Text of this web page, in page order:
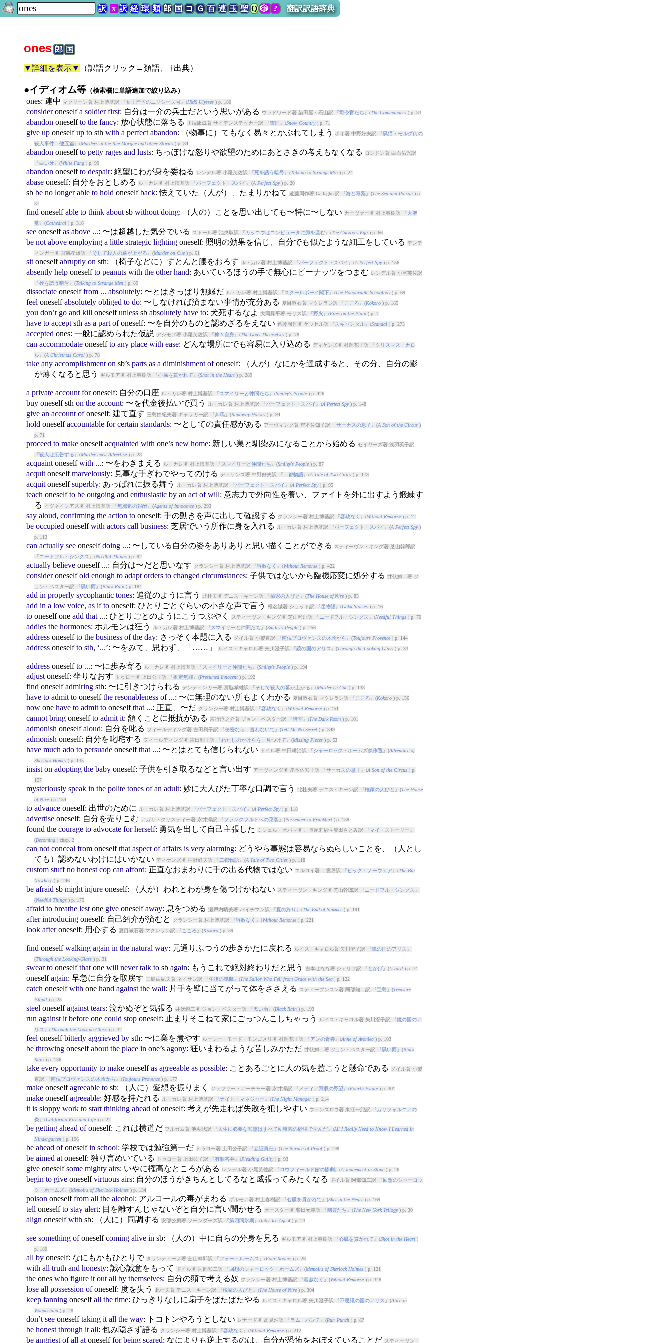
訳 x 訳 経 環 類 郎 国 コ Ｇ 百 連 玉 聖 Q 🎲? 翻訳訳語辞典
ones郎 国
▼詳細を表示▼ （訳語クリック→類語、 †出典）
●イディオム等 （検索欄に単語追加で絞り込み）
ones: 連中 マクリーン著 村上博基訳 『女王陛下のユリシーズ号』(HMS Ulysses) p. 180
consider oneselfa soldier first: 自分は一介の兵士だという思いがある ウッドワード著 染田屋・石山訳 『司令官たち 』(The Commanders) p. 33
abandon oneselfto the fancy: 放心状態に落ちる 川端康成著 サイデンステッカー訳 『雪国 』(Snow Country) p. 71
give up oneselfup tosth with a perfect abandon: （物事に）てもなく易々とかぶれてしまう ポオ著 中野好夫訳 『黒猫・モルグ街の
殺人事件 他五篇 』(Murders in the Rue Morgue and other Stories) p. 84
abandon oneselfto petty rages and lusts: ちっぽけな怒りや欲望のためにあとさきの考えもなくなる
ロンドン著 白石佑光訳
『白い牙』(White Fang) p. 99
abandon oneselfto despair: 絶望にわが身を委ねる レンデル著 小尾芙佐訳 『死を誘う暗号』(Talking to Strange Men) p. 24
abase oneself: 自分をおとしめる ル・カレ著 村上博基訳 『パーフェクト・スパイ 』(A Perfect Spy) p. 20
sb be no longer able to hold oneselfback: 怯えていた（人が）、たまりかねて 遠藤周作著 Gallagher訳 『海と毒薬』(The Sea and Poison) p.
37
find oneselfable to think aboutsb without doing: （人の）ことを思い出しても〜特に〜しない カーヴァー著 村上春樹訳 『大聖
堂』(Cathedral) p. 316
see oneselfas above...: 〜は超越した気分でいる ストール著 池央耿訳 『カッコウはコンピュータに卵を産む』(The Cuckoo's Egg) p. 66
be not above employing a little strategic lighting oneself: 照明の効果を信じ、自分でも似たような細工をしている
デンテ
ィンガー著 宮脇孝雄訳 『そして殺人の幕が上がる 』(Murder on Cue) p. 61
sit oneselfabruptly on sth: （椅子などに）すとんと腰をおろす ル・カレ著 村上博基訳 『パーフェクト・スパイ 』(A Perfect Spy) p. 156
absently help oneselfto peanuts with the other hand: あいているほうの手で無心にピーナッツをつまむ レンデル著 小尾芙佐訳
『死を誘う暗号』(Talking to Strange Men) p. 89
dissociate oneselffrom... absolutely: 〜とはきっぱり無縁だ ル・カレ著 村上博基訳 『スクールボーイ閣下』(The Honourable Schoolboy) p. 69
feel oneselfabsolutely obliged to do: 〜しなければ済まない事情が充分ある 夏目漱石著 マクレラン訳 『 こころ 』(Kokoro) p. 185
you don’t go and kill oneselfunlesssb absolutely have to: 犬死するなよ 大岡昇平著 モリス訳 『野火 』(Fires on the Plain) p. 7
have to acceptsth as a part of oneself: 〜を自分のものと認めざるをえない 遠藤周作著 ゲッセル訳 『スキャンダル』(Scandal) p. 273
accepted ones: 一般に認められた仮説 アシモフ著 小尾芙佐訳 『神々自身』(The Gods Themselves) p. 78
can accommodate oneselfto any place with ease: どんな場所にでも容易に入り込める ディケンズ著 村岡花子訳 『クリスマス・カロ
ル』(A Christmas Carol) p. 78
take any accomplishment on sb’s parts as a diminishment of oneself: （人が）なにかを達成すると、その分、自分の影
が薄くなると思う
ギルモア著 村上春樹訳 『心臓を貫かれて 』(Shot in the Heart) p. 289
a private account for oneself: 自分の口座 ル・カレ著 村上博基訳 『スマイリーと仲間たち 』(Smiley's People) p. 426
buy oneself sth on the account: 〜を代金後払いで買う ル・カレ著 村上博基訳 『パーフェクト・スパイ 』(A Perfect Spy) p. 148
give an account of oneself: 建て直す 三島由紀夫著 ギャラガー訳 『奔馬』(Runaway Horses) p. 94
hold oneselfaccountable for certain standards: 〜としての責任感がある アーヴィング著 岸本佐知子訳 『サーカスの息子』(A Son of the Circus)
p. 71
proceed to make oneselfacquainted with one’s new home: 新しい巣と馴染みになることから始める
セイヤーズ著 浅羽莢子訳
『殺人は広告する 』(Murder must Advertise) p. 28
acquaint oneselfwith ...: 〜をわきまえる ル・カレ著 村上博基訳 『スマイリーと仲間たち 』(Smiley's People) p. 87
acquit oneselfmarvelously: 見事な手ぎわでやってのける ディケンズ著 中野好夫訳 『二都物語』(A Tale of Two Cities) p. 178
acquit oneselfsuperbly: あっぱれに振る舞う ル・カレ著 村上博基訳 『パーフェクト・スパイ 』(A Perfect Spy) p. 95
teach oneselfto be outgoing and enthusiastic by an act of will: 意志力で外向性を養い、ファイトを外に出すよう鍛練す
る
イグネイシアス著 村上博基訳 『無邪気の報酬 』(Agents of Innocence) p. 293
say aloud, confirming the action to oneself: 手の動きを声に出して確認する クランシー著 村上博基訳 『容赦なく 』(Without Remorse) p. 12
be occupied oneselfwith actors call business: 芝居でいう所作に身を入れる ル・カレ著 村上博基訳 『パーフェクト・スパイ 』(A Perfect Spy)
p. 113
can actually see oneselfdoing...: 〜している自分の姿をありありと思い描くことができる
スティーヴン・キング著 芝山幹郎訳
『 ニードフル・シングス 』(Needful Things) p. 92
actually believe oneself ...: 自分は〜だと思いなす クランシー著 村上博基訳 『容赦なく 』(Without Remorse) p. 422
consider oneselfold enough to adapt orders to changed circumstances: 子供ではないから臨機応変に処分する 井伏鱒二著 ジ
ョン・ベスター訳 『黒い雨』(Black Rain) p. 184
add in properly sycophantic tones: 追従のように言う 北杜夫著 デニス・キーン訳 『楡家の人びと 』(The House of Nire) p. 85
add in a low voice, as if to oneself: ひとりごとぐらいの小さな声で言う 椎名誠著 ショット訳 『岳物語』(Gaku Stories) p. 16
to oneself one add that...: ひとりごとのようにこうつぶやく スティーヴン・キング著 芝山幹郎訳 『 ニードフル・シングス 』(Needful Things) p. 70
addles the hormones: ホルモンは狂う ル・カレ著 村上博基訳 『スマイリーと仲間たち 』(Smiley's People) p. 256
address oneselfto the business of the day: さっそく本題に入る メイル著 小梨直訳 『南仏プロヴァンスの木陰から 』(Toujours Provence) p. 144
address oneselfto sth, ‘...’: 〜をみて、思わず、「……」 ルイス・キャロル著 矢川澄子訳 『鏡の国のアリス 』(Through the Looking-Glass) p. 33
address oneselfto...: 〜に歩み寄る ル・カレ著 村上博基訳 『スマイリーと仲間たち 』(Smiley's People) p. 194
adjust oneself: 坐りなおす トゥロー著 上田公子訳 『推定無罪』(Presumed Innocent) p. 192
find oneselfadmiringsth: 〜に引きつけられる デンティンガー著 宮脇孝雄訳 『そして殺人の幕が上がる 』(Murder on Cue) p. 133
have to admit to oneselfthe resonableness of...: 〜に無理のない所もよくわかる 夏目漱石著 マクレラン訳 『 こころ 』(Kokoro) p. 156
nowone have to admit to oneselfthat...: 正直、〜だ クランシー著 村上博基訳 『容赦なく 』(Without Remorse) p. 151
cannot bring oneselfto admit it: 頷くことに抵抗がある 吉行淳之介著 ジョン・ベスター訳 『暗室』(The Dark Room) p. 101
admonish oneselfaloud: 自分を叱る フィールディング著 吉田利子訳 『秘密なら、言わないで』(Tell Me No Secret) p. 349
admonish oneself: 自分を叱咤する フィールディング著 吉田利子訳 『わたしのかけらを、見つけて 』(Missing Pieces) p. 53
have much ado to persuade oneselfthat...: 〜とはとても信じられない ドイル著 中田耕治訳 『シャーロック・ホームズ傑作選 』(Adventure of
Sherlock Homes) p. 135
insist on adopting the baby oneself: 子供を引き取るなどと言い出す アーヴィング著 岸本佐知子訳 『サーカスの息子』(A Son of the Circus) p.
157
mysteriously speak in the polite tones of an adult: 妙に大人びた丁寧な口調で言う 北杜夫著 デニス・キーン訳 『楡家の人びと 』(The House
of Nire) p. 154
to advance oneself: 出世のために ル・カレ著 村上博基訳 『パーフェクト・スパイ 』(A Perfect Spy) p. 118
advertise oneself: 自分を売りこむ アガサ・クリスティー著 永井淳訳 『フランクフルトへの乗客 』(Passenger to Frankfurt) p. 158
found the courage to advocate for herself: 勇気を出して自己主張した ミシェル・オバマ著 、長尾莉紗＋柴田さとみ訳 『マイ・ストーリー 』
(Becoming) chap. 2
can not conceal from oneselfthat aspect of affairs is very alarming: どうやら事態は容易ならぬらしいことを、（人とし
ても）認めないわけにはいかない ディケンズ著 中野好夫訳 『二都物語』(A Tale of Two Cities) p. 118
custom stuff no honest cop can afford: 正直なおまわりに手の出る代物ではない エルロイ著 二宮磬訳 『 ビッグ・ノーウェア 』(The Big
Nowhere) p. 246
be afraid sb might injure oneself: （人が）われとわが身を傷つけかねない スティーヴン・キング著 芝山幹郎訳 『 ニードフル・シングス 』
(Needful Things) p. 175
afraid to breathe lestone give oneselfaway: 息をつめる 瀬戸内晴美著 バイチマン訳 『夏の終り 』(The End of Summer) p. 191
after introducing oneself: 自己紹介が済むと クランシー著 村上博基訳 『容赦なく 』(Without Remorse) p. 221
look after oneself: 用心する 夏目漱石著 マクレラン訳 『 こころ 』(Kokoro) p. 59
find oneselfwalking again in the natural way: 元通りふつうの歩きかたに戻れる ルイス・キャロル著 矢川澄子訳 『鏡の国のアリス 』
(Through the Looking-Glass) p. 31
swear to oneselfthatone will never talk tosb again: もうこれで絶対終わりだと思う 吉本ばなな著 シェリフ訳 『 とかげ』(Lizard) p. 74
oneselfagain: 早急に自分を取戻す 三島由紀夫著 ネイサン訳 『午後の曳航 』(The Sailor Who Fell from Grace with the Sea) p. 122
catch oneselfwith one hand against the wall: 片手を壁に当てがって体をささえる スティーブンスン著 阿部知二訳 『宝島 』(Treasure
Island) p. 25
steel oneselfagainst tears: 泣かぬぞと気張る 井伏鱒二著 ジョン・ベスター訳 『黒い雨』(Black Rain) p. 193
run against it beforeone could stop oneself: 止まりそこねて家にごっつんこしちゃっう ルイス・キャロル著 矢川澄子訳 『鏡の国のア
リス 』(Through the Looking-Glass) p. 32
feel oneselfbitterly aggrieved bysth: 〜に業を煮やす ルーシー・モード・モンゴメリ著 村岡花子訳 『アンの青春 』(Anne of Avonlea) p. 103
be throwing oneselfabout the place in one’s agony: 狂いまわるような苦しみかただ 井伏鱒二著 ジョン・ベスター訳 『黒い雨』(Black
Rain) p. 136
take every opportunity to make oneselfas agreeable as possible: ことあるごとに人の気を惹こうと懸命である
メイル著 小梨
直訳 『南仏プロヴァンスの木陰から 』(Toujours Provence) p. 177
make oneselfagreeable tosb: （人に）愛想を振りまく ジェフリー・アーチャー著 永井淳訳 『 メディア買収の野望 』(Fourth Estate) p. 301
make oneselfagreeable: 好感を持たれる ル・カレ著 村上博基訳 『ナイト・マネジャー 』(The Night Manager) p. 214
it is sloppy work to start thinking ahead of oneself: 考えが先走れば失敗を犯しやすい ウィンズロウ著 東江一紀訳 『カリフォルニアの
炎 』(California Fire and Life) p. 22
be getting ahead of oneself: これは横道だ フルガム著 池央耿訳 『 人生に必要な知恵はすべて幼稚園の砂場で学んだ』(All I Really Need to Know I Learned in
Kindergarten) p. 196
be ahead of oneselfin school: 学校では勉強第一だ トゥロー著 上田公子訳 『立証責任』(The Burden of Proof) p. 298
be aimed at oneself: 独り言めいている トゥロー著 上田公子訳 『有罪答弁』(Pleading Guilty) p. 93
give oneselfsome mighty airs: いやに権高なところがある レンデル著 小尾芙佐訳 『 ロウフィールド館の惨劇 』(A Judgement in Stone) p. 26
begin to give oneselfvirtuous airs: 自分のほうがきちんとしてるなと威張ってみたくなる ドイル著 阿部知二訳 『 回想のシャーロッ
ク・ホームズ』(Memoirs of Sherlock Holmes) p. 134
poison oneselffrom all the alcohol: アルコールの毒がまわる ギルモア著 村上春樹訳 『心臓を貫かれて 』(Shot in the Heart) p. 169
tell oneselfto stay alert: 目を離すんじゃないぞと自分に言い聞かせる オースター著 柴田元幸訳 『幽霊たち 』(The New York Trilogy) p. 30
align oneselfwith sb: （人に）同調する 安部公房著 ソーンダーズ訳 『第四間氷期 』(Inter Ice Age 4) p. 23
see something of oneselfcoming alive in sb: （人の）中に自らの分身を見る ギルモア著 村上春樹訳 『心臓を貫かれて 』(Shot in the Heart)
p. 180
all by oneself: なにもかもひとりで タランティーノ著 芝山幹郎訳 『フォー・ルームス 』(Four Rooms) p. 26
with all truth and honesty: 誠心誠意をもって ドイル著 阿部知二訳 『 回想のシャーロック・ホームズ』(Memoirs of Sherlock Holmes) p. 121
the ones who figure it out all by themselves: 自分の頭で考える奴 クランシー著 村上博基訳 『容赦なく 』(Without Remorse) p. 348
lose all possession of oneself: 度を失う 北杜夫著 デニス・キーン訳 『楡家の人びと 』(The House of Nire) p. 304
keep fanning oneselfall the time: ひっきりなしに扇子をぱたぱたやる ルイス・キャロル著 矢川澄子訳 『不思議の国のアリス 』(Alice in
Wonderland) p. 28
don’t see oneselftaking it all the way: トコトンやろうとしない レナード著 高見浩訳 『ラム・パンチ 』(Rum Punch) p. 87
be honest through it all: 包み隠さず語る クランシー著 村上博基訳 『容赦なく 』(Without Remorse) p. 212
be angriest of all at oneselffor being scared: なによりも逆上するのは、自分が恐怖をおぼえていることだ スティーヴン・